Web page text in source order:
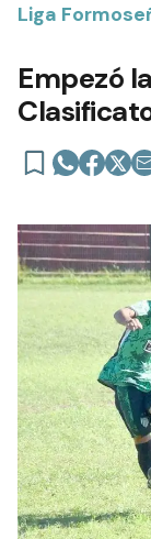
Liga
Empezó